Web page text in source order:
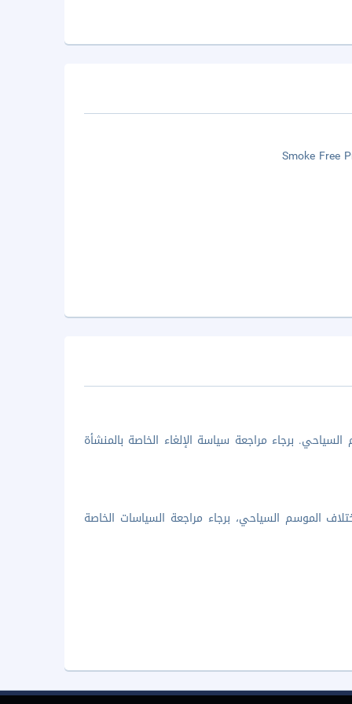
Smoke Free
برجاء مراجعة سياسة الإلغاء الخاصة بالمنشأة
الموسم السياحي، برجاء مراجعة السياسات الخاصة